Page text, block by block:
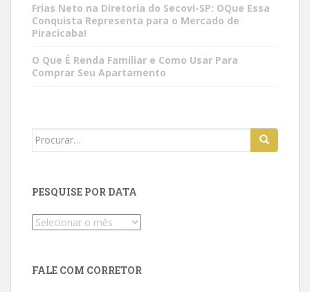
Frias Neto na Diretoria do Secovi-SP: OQue Essa
Conquista Representa para o Mercado de
Piracicaba!
O Que É Renda Familiar e Como Usar Para
Comprar Seu Apartamento
Search
PESQUISE POR DATA
Pesquise
FALE COM CORRETOR